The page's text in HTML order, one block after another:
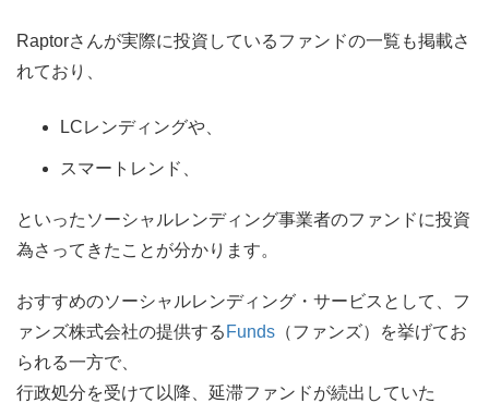
Raptorさんが実際に投資しているファンドの一覧も掲載さ
れており、
LCレンディングや、
スマートレンド、
といったソーシャルレンディング事業者のファンドに投資
為さってきたことが分かります。
おすすめのソーシャルレンディング・サービスとして、フ
ァンズ株式会社の提供する Funds （ファンズ）を挙げてお
られる一方で、
行政処分を受けて以降、延滞ファンドが続出していた